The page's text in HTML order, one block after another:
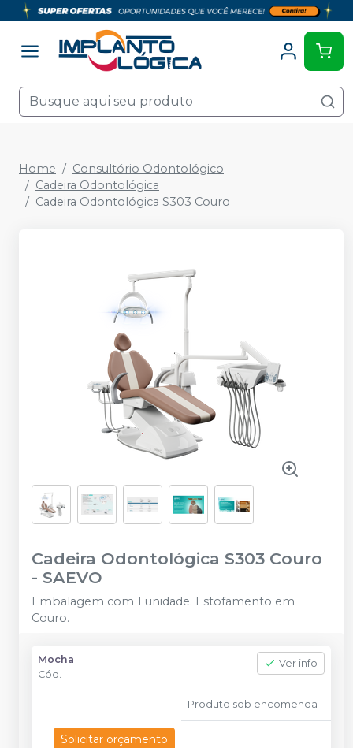
Home
Consultório Odontológico
Cadeira Odontológica
Cadeira Odontológica S303 Couro
Cadeira Odontológica S303 Couro
- SAEVO
Embalagem com 1 unidade. Estofamento em
Couro.
Mocha
Cód.
Ver info
Produto sob encomenda
Solicitar orçamento